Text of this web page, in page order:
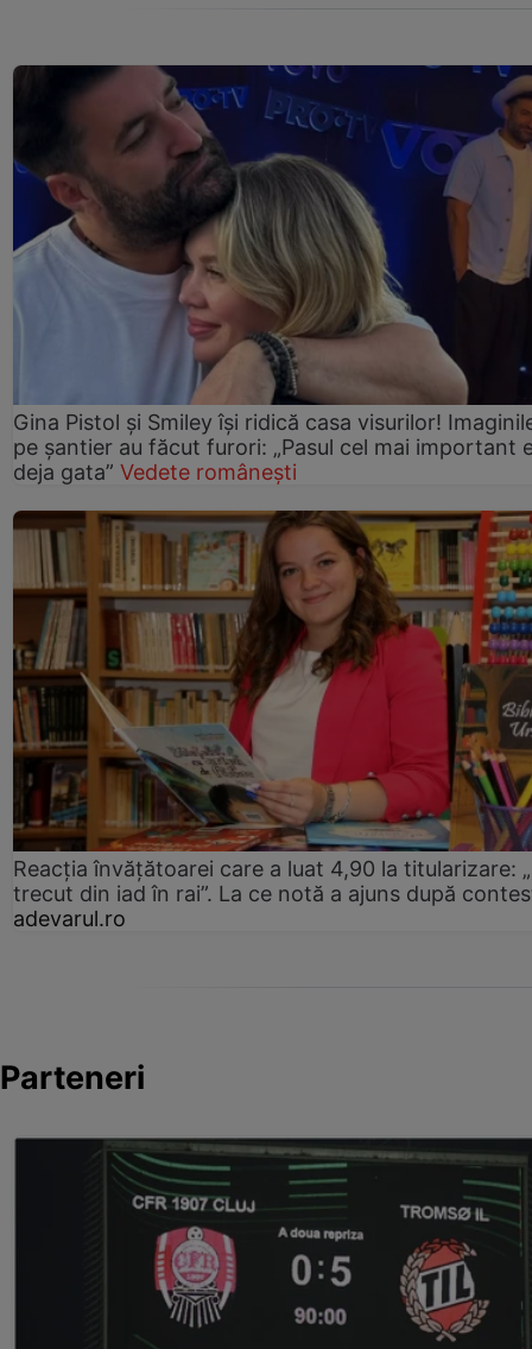
Gina Pistol și Smiley își ridică casa visurilor!
pe șantier au făcut furori: „Pasul cel mai important
deja gata” Vedete românești
Reacția învățătoarei care a luat 4,90 la titularizare:
trecut din iad în rai”. La ce notă a ajuns după
adevarul.ro
Parteneri